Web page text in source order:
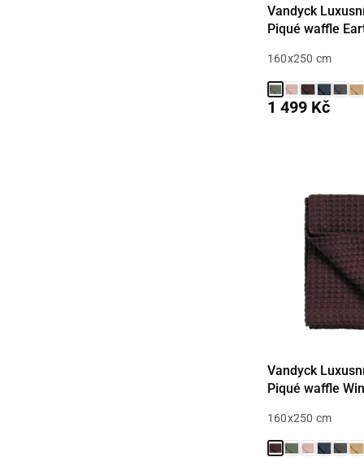
Vandyck
Piqué waffle
160x250 cm
1 499 Kč
Vandyck
Piqué waffle
160x250 cm